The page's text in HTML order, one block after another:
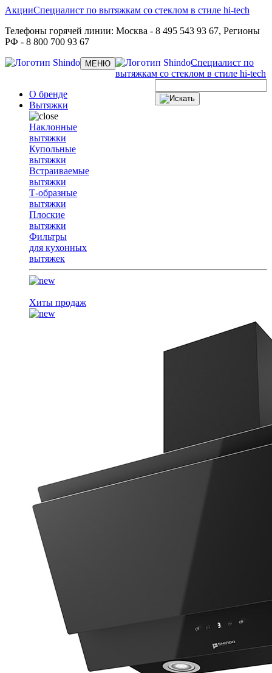
Акции
Телефоны горячей линии: Москва - 8 495 543 93 67, Регионы
РФ - 8 800 700 93 67
Специалист по вытяжкам со стеклом в стиле hi-tech
Toggle
navigation
МЕНЮ
Специалист по
вытяжкам со стеклом в стиле hi-tech
О бренде
Вытяжки
Наклонные
вытяжки
Купольные
вытяжки
Встраиваемые
вытяжки
Т-образные
вытяжки
Плоские
вытяжки
Фильтры
для кухонных
вытяжек
Хиты продаж